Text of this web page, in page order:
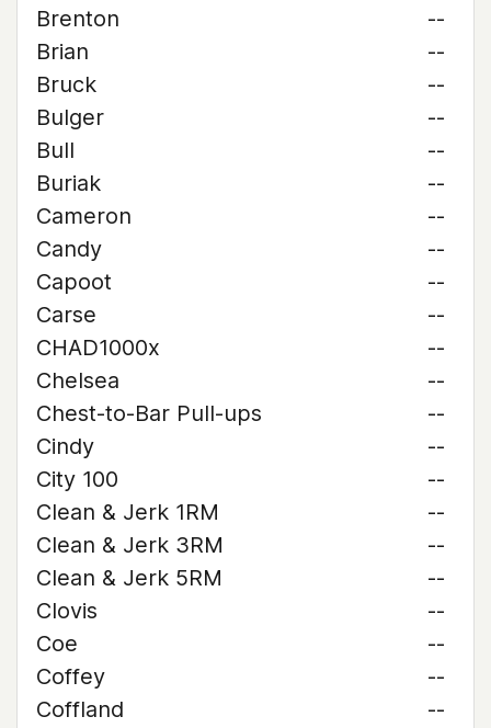
Brenton
--
Brian
--
Bruck
--
Bulger
--
Bull
--
Buriak
--
Cameron
--
Candy
--
Capoot
--
Carse
--
CHAD1000x
--
Chelsea
--
Chest-to-Bar Pull-ups
--
Cindy
--
City 100
--
Clean & Jerk 1RM
--
Clean & Jerk 3RM
--
Clean & Jerk 5RM
--
Clovis
--
Coe
--
Coffey
--
Coffland
--